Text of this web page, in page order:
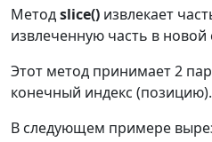
Методslice() извлекает
извлеченную часть в новой
Этот метод принимает 2
конечный индекс (позицию).
В следующем примере